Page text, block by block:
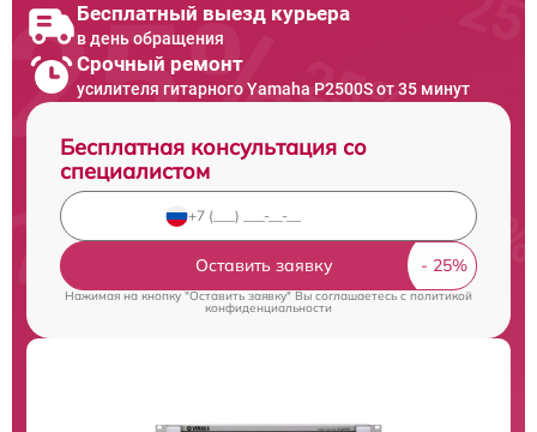
Бесплатный выезд курьера
в день обращения
Срочный ремонт
усилителя гитарного Yamaha P2500S от 35 минут
Бесплатная консультация со
специалистом
Оставить заявку
Нажимая на кнопку "Оставить заявку" Вы соглашаетесь cполитикой
конфиденциальности